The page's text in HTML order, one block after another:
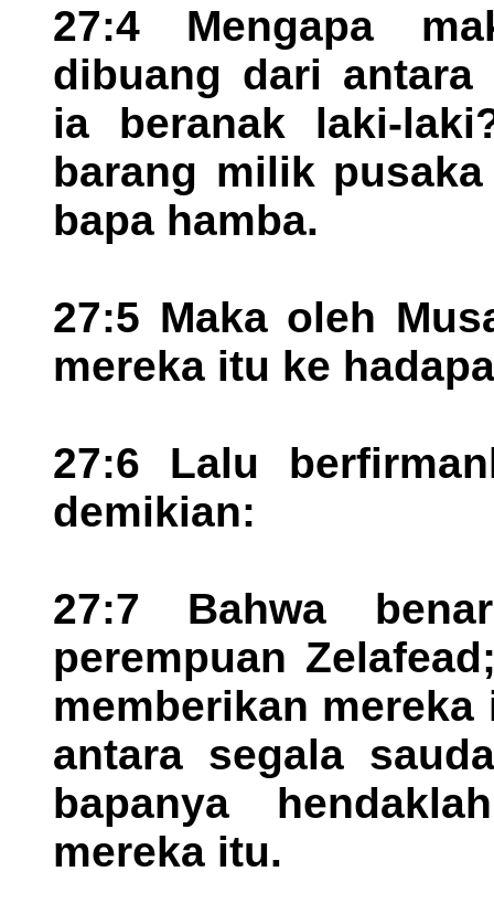
27:4 Mengapa
dibuang dari antara
ia beranak laki-
barang milik
bapa hamba.
27:5 Maka oleh
mereka itu ke
27:6 Lalu
demikian:
27:7 Bahwa
perempuan
memberikan
antara segala
bapanya
mereka itu.